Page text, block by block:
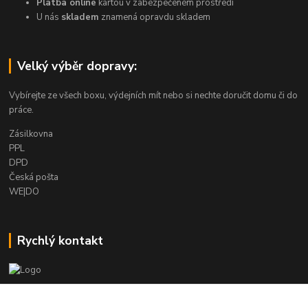
Platba online kartou v zabezpečeném prostředí
U nás skladem znamená opravdu skladem
Velký výběr dopravy:
Vybírejte ze všech boxu, výdejních mít nebo si nechte doručit domu či do
práce.
Zásilkovna
PPL
DPD
Česká pošta
WE|DO
Rychlý kontakt